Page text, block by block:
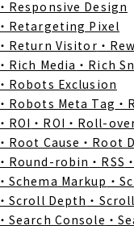
・Responsive Design
・Retargeting Pixel
・Return Visitor ・
・Rich Media ・Rich
・Robots Exclusion
・Robots Meta Tag
・ROI ・ROI ・Roll-
・Root Cause ・Root
・Round-robin ・RSS
・Schema Markup ・
・Scroll Depth ・
・Search Console ・